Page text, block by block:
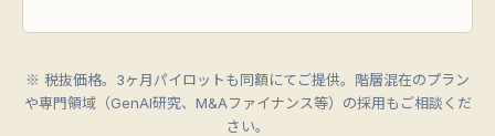
※ 税抜価格。3ヶ月パイロットも同額にてご提供。階層混在のプラン
や専門領域（GenAI研究、M&Aファイナンス等）の採用もご相談くだ
さい。